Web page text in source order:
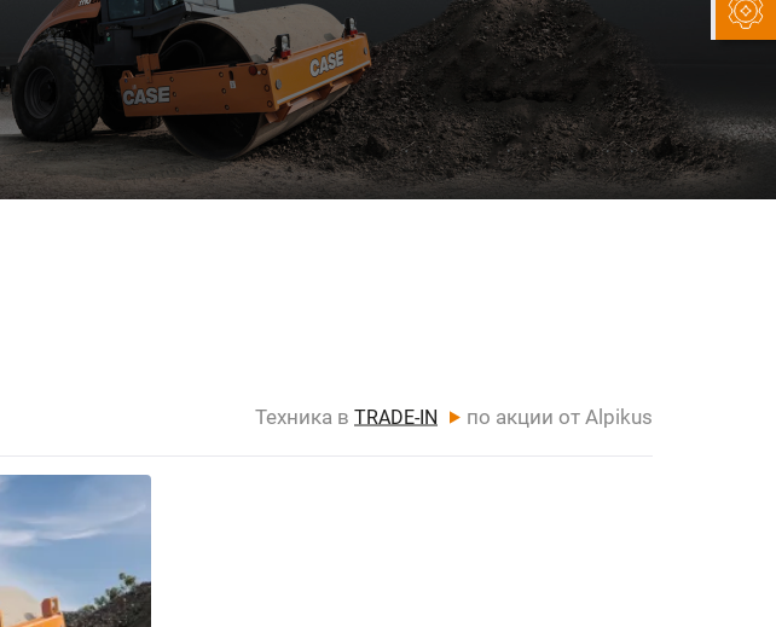
Техника в TRADE-IN по акции от Alpikus